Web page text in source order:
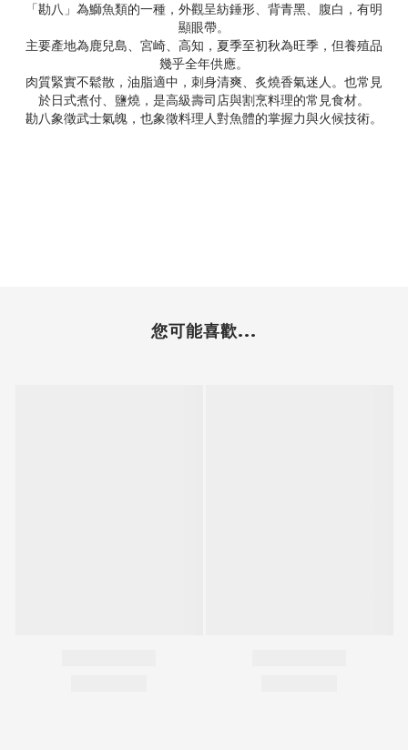
「勘八」為鰤魚類的一種，外觀呈紡錘形、背青黑、腹白，有明
顯眼帶。
主要產地為鹿兒島、宮崎、高知，夏季至初秋為旺季，但養殖品
幾乎全年供應。
肉質緊實不鬆散，油脂適中，刺身清爽、炙燒香氣迷人。也常見
於日式煮付、鹽燒，是高級壽司店與割烹料理的常見食材。
勘八象徵武士氣魄，也象徵料理人對魚體的掌握力與火候技術。
您可能喜歡...